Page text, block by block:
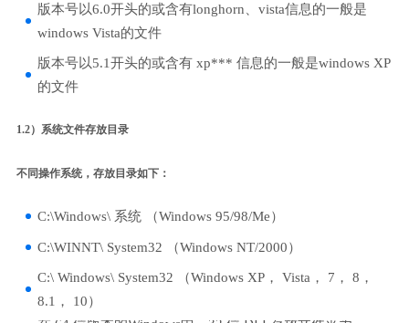
版本号以6.0开头的或含有longhorn、vista信息的一般是
windows Vista的文件
版本号以5.1开头的或含有 xp*** 信息的一般是windows XP
的文件
1.2）系统文件存放目录
不同操作系统，存放目录如下：
C:\Windows\ 系统 （Windows 95/98/Me）
C:\WINNT\ System32 （Windows NT/2000）
C:\ Windows\ System32 （Windows XP， Vista， 7， 8，
8.1， 10）